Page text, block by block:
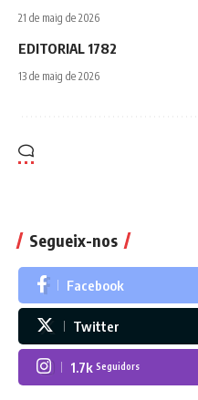
21 de maig de 2026
EDITORIAL 1782
13 de maig de 2026
Segueix-nos
Facebook
Twitter
1.7k Seguidors